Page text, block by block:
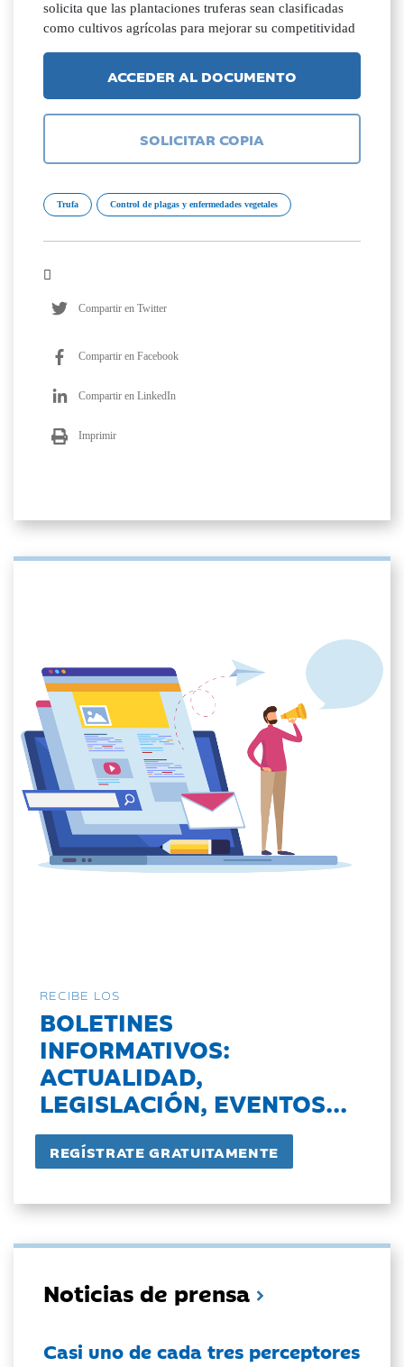
solicita que las plantaciones truferas sean clasificadas
como cultivos agrícolas para mejorar su competitividad
ACCEDER AL DOCUMENTO
SOLICITAR COPIA
Trufa Control de plagas y enfermedades vegetales
Compartir en Twitter
Compartir en Facebook
Compartir en LinkedIn
Imprimir
RECIBE LOS
BOLETINES
INFORMATIVOS:
ACTUALIDAD,
LEGISLACIÓN, EVENTOS...
Noticias de prensa
Casi uno de cada tres perceptores